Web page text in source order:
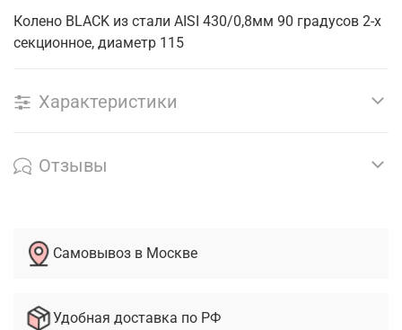
Колено BLACK из стали AISI 430/0,8мм 90 градусов 2-х
секционное, диаметр 115
Характеристики
Отзывы
Самовывоз в Москве
Удобная доставка по РФ